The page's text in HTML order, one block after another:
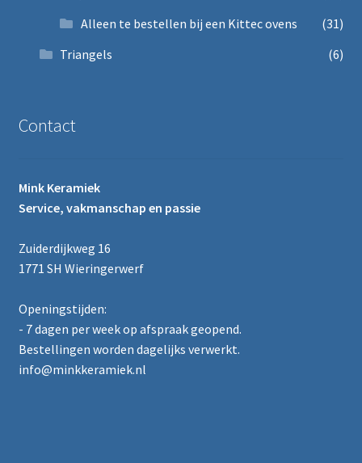
Alleen te bestellen bij een Kittec ovens
(31)
Triangels
(6)
Contact
Mink Keramiek
Service, vakmanschap en passie
Zuiderdijkweg 16
1771 SH Wieringerwerf
Openingstijden:
- 7 dagen per week op afspraak geopend.
Bestellingen worden dagelijks verwerkt.
info@minkkeramiek.nl